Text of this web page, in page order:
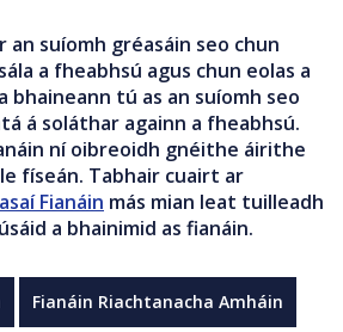
an suíomh gréasáin seo chun
a fheabhsú agus chun eolas a
bhaineann tú as an suíomh seo
á soláthar againn a fheabhsú.
ní oibreoidh gnéithe áirithe
físeán. Tabhair cuairt ar
Fianáin más mian leat tuilleadh
a bhainimid as fianáin.
Fianáin Riachtanacha Amháin